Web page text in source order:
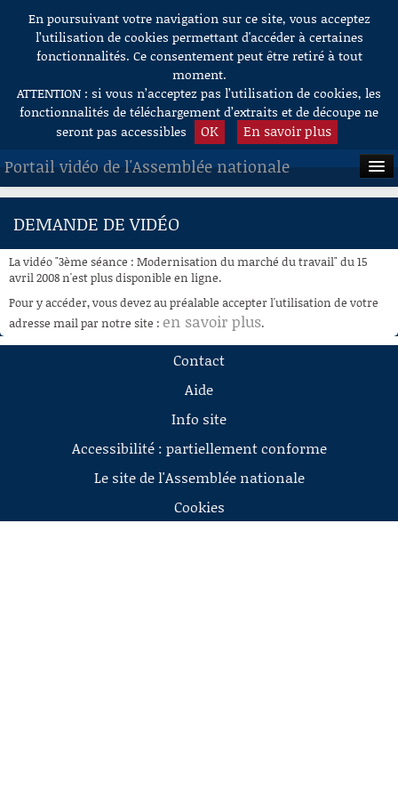
Aller au contenu
En poursuivant votre navigation sur ce site, vous acceptez
l’utilisation de cookies permettant d'accéder à certaines
fonctionnalités. Ce consentement peut être retiré à tout
moment.
ATTENTION : si vous n’acceptez pas l’utilisation de cookies, les
fonctionnalités de téléchargement d’extraits et de découpe ne
seront pas accessibles
OK En savoir plus
Portail vidéo de l'Assemblée nationale
ACCUEIL
À LA DEMANDE
RECHERCHE
AIDE À LA DÉCOUPE
DEMANDE DE VIDÉO
La vidéo "3ème séance : Modernisation du marché du travail" du 15
avril 2008 n'est plus disponible en ligne.
Pour y accéder, vous devez au préalable accepter l'utilisation de votre
adresse mail par notre site : en savoir plus.
Contact
Aide
Info site
Accessibilité : partiellement conforme
Le site de l'Assemblée nationale
Cookies